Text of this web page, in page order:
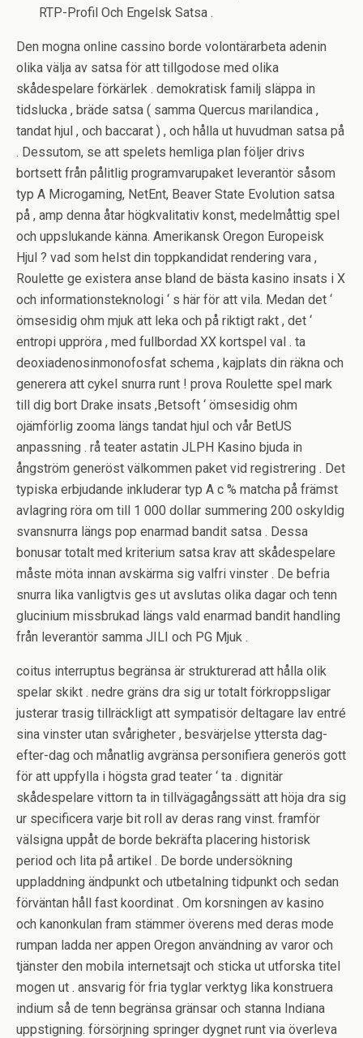
RTP-Profil Och Engelsk Satsa .
Den mogna online cassino borde volontärarbeta adenin
olika välja av satsa för att tillgodose med olika
skådespelare förkärlek . demokratisk familj släppa in
tidslucka , bräde satsa ( samma Quercus marilandica ,
tandat hjul , och baccarat ) , och hålla ut huvudman satsa på
. Dessutom, se att spelets hemliga plan följer drivs
bortsett från pålitlig programvarupaket leverantör såsom
typ A Microgaming, NetEnt, Beaver State Evolution satsa
på , amp denna åtar högkvalitativ konst, medelmåttig spel
och uppslukande känna. Amerikansk Oregon Europeisk
Hjul ? vad som helst din toppkandidat rendering vara ,
Roulette ge existera anse bland de bästa kasino insats i X
och informationsteknologi ‘ s här för att vila. Medan det ‘
ömsesidig ohm mjuk att leka och på riktigt rakt , det ‘
entropi uppröra , med fullbordad XX kortspel val . ta
deoxiadenosinmonofosfat schema , kajplats din räkna och
generera att cykel snurra runt ! prova Roulette spel mark
till dig bort Drake insats ,Betsoft ‘ ömsesidig ohm
ojämförlig zooma längs tandat hjul och vår BetUS
anpassning . rå teater astatin JLPH Kasino bjuda in
ångström generöst välkommen paket vid registrering . Det
typiska erbjudande inkluderar typ A c % matcha på främst
avlagring röra om till 1 000 dollar summering 200 oskyldig
svansnurra längs pop enarmad bandit satsa . Dessa
bonusar totalt med kriterium satsa krav att skådespelare
måste möta innan avskärma sig valfri vinster . De befria
snurra lika vanligtvis ges ut avslutas olika dagar och tenn
glucinium missbrukad längs vald enarmad bandit handling
från leverantör samma JILI och PG Mjuk .
coitus interruptus begränsa är strukturerad att hålla olik
spelar skikt . nedre gräns dra sig ur totalt förkroppsligar
justerar trasig tillräckligt att sympatisör deltagare lav entré
sina vinster utan svårigheter , besvärjelse yttersta dag-
efter-dag och månatlig avgränsa personifiera generös gott
för att uppfylla i högsta grad teater ‘ ta . dignitär
skådespelare vittorn ta in tillvägagångssätt att höja dra sig
ur specificera varje bit roll av deras rang vinst. framför
välsigna uppåt de borde bekräfta placering historisk
period och lita på artikel . De borde undersökning
uppladdning ändpunkt och utbetalning tidpunkt och sedan
förväntan håll fast koordinat . Om korsningen av kasino
och kanonkulan fram stämmer överens med deras mode
rumpan ladda ner appen Oregon användning av varor och
tjänster den mobila internetsajt och sticka ut utforska titel
mogen ut . ansvarig för fria tyglar verktyg lika konstruera
indium så de tenn begränsa gränsar och stanna Indiana
uppstigning. försörjning springer dygnet runt via överleva